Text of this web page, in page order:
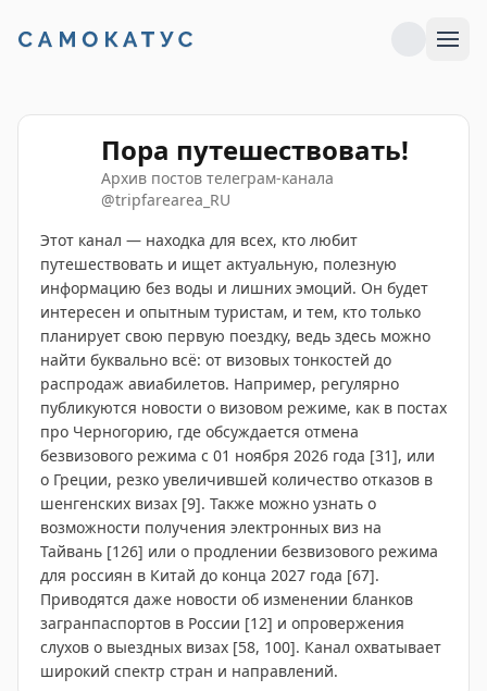
Пора путешествовать!
Архив постов телеграм-канала
@tripfarearea_RU
Этот канал — находка для всех, кто любит
путешествовать и ищет актуальную, полезную
информацию без воды и лишних эмоций. Он будет
интересен и опытным туристам, и тем, кто только
планирует свою первую поездку, ведь здесь можно
найти буквально всё: от визовых тонкостей до
распродаж авиабилетов. Например, регулярно
публикуются новости о визовом режиме, как в постах
про Черногорию, где обсуждается отмена
безвизового режима с 01 ноября 2026 года [31], или
о Греции, резко увеличившей количество отказов в
шенгенских визах [9]. Также можно узнать о
возможности получения электронных виз на
Тайвань [126] или о продлении безвизового режима
для россиян в Китай до конца 2027 года [67].
Приводятся даже новости об изменении бланков
загранпаспортов в России [12] и опровержения
слухов о выездных визах [58, 100]. Канал охватывает
широкий спектр стран и направлений.